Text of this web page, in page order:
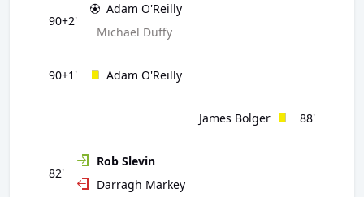
90+2'
Adam O'Reilly
Michael Duffy
90+1' Adam O'Reilly
88'
James Bolger
82'
Rob Slevin
Darragh Markey